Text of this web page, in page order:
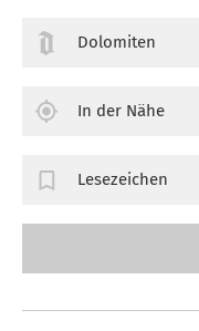
Dolomiten
In der Nähe
Lesezeichen